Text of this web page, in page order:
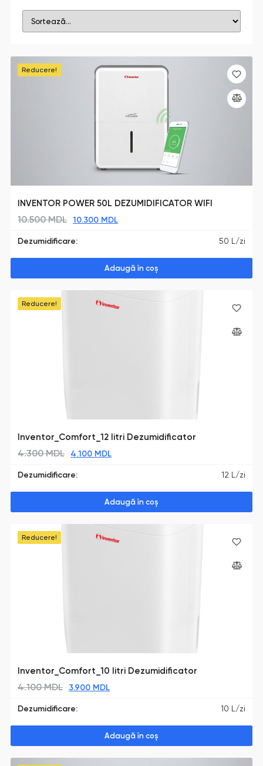
Reducere!
INVENTOR POWER 50L DEZUMIDIFICATOR WIFI
10.500MDL 10.300 MDL
Dezumidificare:
50 L/zi
Adaugă în coș
Reducere!
Inventor_Comfort_12 litri Dezumidificator
4.300MDL 4.100 MDL
Dezumidificare:
12 L/zi
Adaugă în coș
Reducere!
Inventor_Comfort_10 litri Dezumidificator
4.100MDL 3.900 MDL
Dezumidificare:
10 L/zi
Adaugă în coș